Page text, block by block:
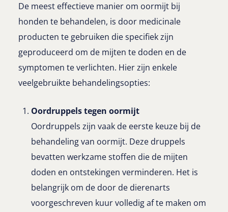
De meest effectieve manier om oormijt bij
honden te behandelen, is door medicinale
producten te gebruiken die specifiek zijn
geproduceerd om de mijten te doden en de
symptomen te verlichten. Hier zijn enkele
veelgebruikte behandelingsopties:
Oordruppels tegen oormijt
Oordruppels zijn vaak de eerste keuze bij de
behandeling van oormijt. Deze druppels
bevatten werkzame stoffen die de mijten
doden en ontstekingen verminderen. Het is
belangrijk om de door de dierenarts
voorgeschreven kuur volledig af te maken om